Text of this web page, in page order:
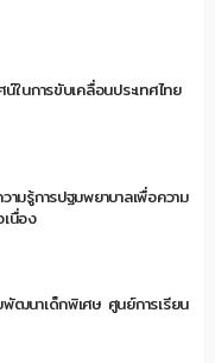
ในการขับเคลื่อนประเทศไทย
มรู้การปฐมพยาบาลเพื่อความ
นื่อง
ฒนาเด็กพิเศษ ศูนย์การเรียน